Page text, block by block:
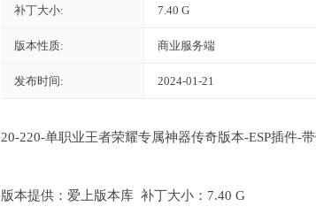
补丁大小: 7.40 G
版本性质: 商业服务端
发布时间: 2024-01-21
20-220-单职业王者荣耀专属神器传奇版本-ESP插件-
版本提供：爱上版本库 补丁大小：7.40 G